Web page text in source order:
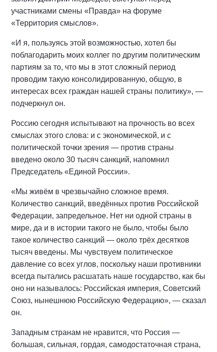
участниками смены «Правда» на форуме
«Территория смыслов».
«И я, пользуясь этой возможностью, хотел бы
поблагодарить моих коллег по другим политическим
партиям за то, что мы в этот сложный период
проводим такую консолидированную, общую, в
интересах всех граждан нашей страны политику», —
подчеркнул он.
Россию сегодня испытывают на прочность во всех
смыслах этого слова: и с экономической, и с
политической точки зрения — против страны
введено около 30 тысяч санкций, напомнил
Председатель «Единой России».
«Мы живём в чрезвычайно сложное время.
Количество санкций, введённых против Российской
Федерации, запредельное. Нет ни одной страны в
мире, да и в истории такого не было, чтобы было
такое количество санкций — около трёх десятков
тысяч введены. Мы чувствуем политическое
давление со всех углов, поскольку наши противники
всегда пытались расшатать наше государство, как бы
оно ни называлось: Российская империя, Советский
Союз, нынешнюю Российскую Федерацию», — сказал
он.
Западным странам не нравится, что Россия —
большая, сильная, гордая, самодостаточная страна,